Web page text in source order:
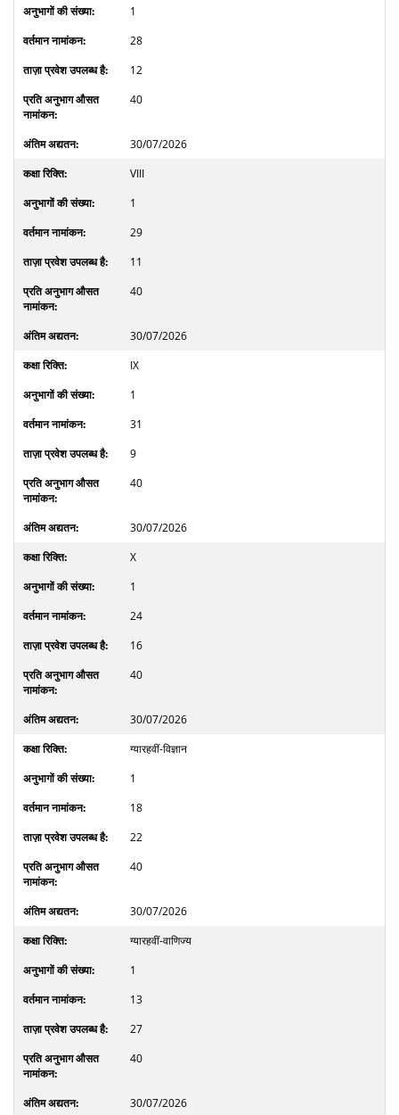
1
28
12
40
30/07/2026
VIII
1
29
11
40
30/07/2026
IX
1
31
9
40
30/07/2026
X
1
24
16
40
30/07/2026
ग्यारहवीं-विज्ञान
1
18
22
40
30/07/2026
ग्यारहवीं-वाणिज्य
1
13
27
40
30/07/2026